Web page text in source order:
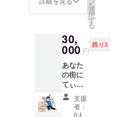
プで、1
名の場
サシで
食事。
（食事
代は2万
円に含
む。こ
ちらで
払いま
す。）
を
選
択
す
る
30,
000 円
残り3
あなた
の街に
てぃか
しが訪
問し
て、1〜
支援
者：
0人